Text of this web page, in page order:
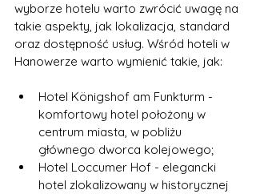
wyborze hotelu warto zwrócić uwagę na
takie aspekty, jak lokalizacja, standard
oraz dostępność usług. Wśród hoteli w
Hanowerze warto wymienić takie, jak:
Hotel Königshof am Funkturm -
komfortowy hotel położony w
centrum miasta, w pobliżu
głównego dworca kolejowego;
Hotel Loccumer Hof - elegancki
hotel zlokalizowany w historycznej